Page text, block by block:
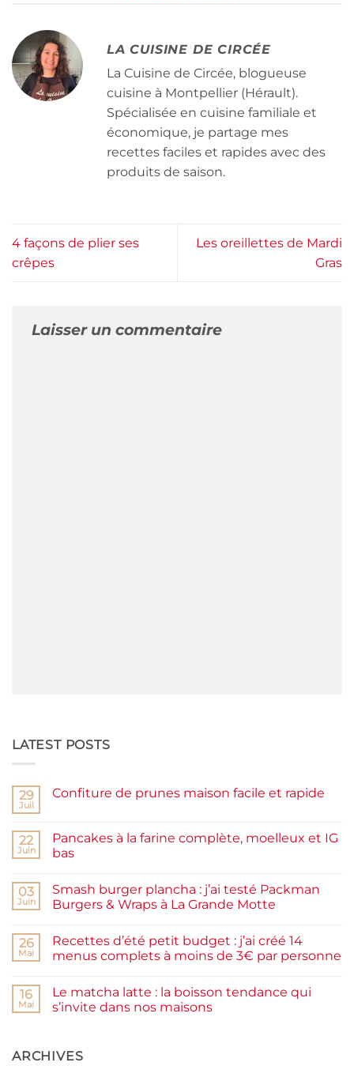
LA CUISINE DE CIRCÉE
La Cuisine de Circée, blogueuse
cuisine à Montpellier (Hérault).
Spécialisée en cuisine familiale et
économique, je partage mes
recettes faciles et rapides avec des
produits de saison.
4 façons de plier ses
crêpes
Les oreillettes de Mardi
Gras
Laisser un commentaire
LATEST POSTS
29
Juil
Confiture de prunes maison facile et rapide
Confiture
de
prunes
et
rapide
22
Juin
Pancakes à la farine complète, moelleux et IG
bas
sur
Pancakes
à
complète,
moelleux
et
03
Juin
Smash burger plancha : j’ai testé Packman
Burgers & Wraps à La Grande Motte
sur
Smash
burger
testé
Packman
Burgers &
Grande
26
Mai
Recettes d’été petit budget : j’ai créé 14
menus complets à moins de 3€ par personne
sur
Recettes
d’été
j’ai
16
Mai
Le matcha latte : la boisson tendance qui
s’invite dans nos maisons
Le
ARCHIVES